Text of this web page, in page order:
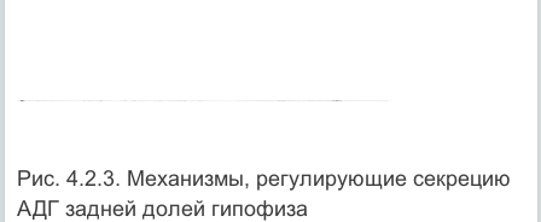
Рис. 4.2.3. Механизмы, регулирующие секрецию
АДГ задней долей гипофиза